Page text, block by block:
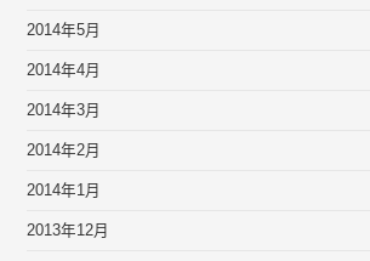
2014年5月
2014年4月
2014年3月
2014年2月
2014年1月
2013年12月